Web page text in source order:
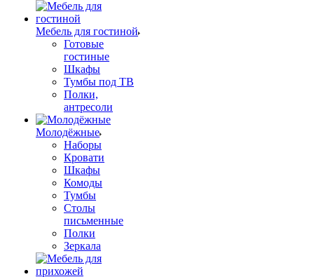
Мебель для гостиной
Готовые
гостиные
Шкафы
Тумбы под ТВ
Полки,
антресоли
Молодёжные
Наборы
Кровати
Шкафы
Комоды
Тумбы
Столы
письменные
Полки
Зеркала